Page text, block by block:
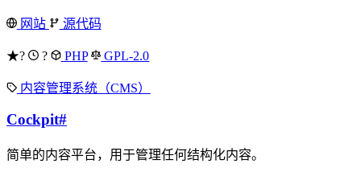
网站 源代码
★? ? PHP GPL-2.0
内容管理系统（CMS）
Cockpit#
简单的内容平台，用于管理任何结构化内容。